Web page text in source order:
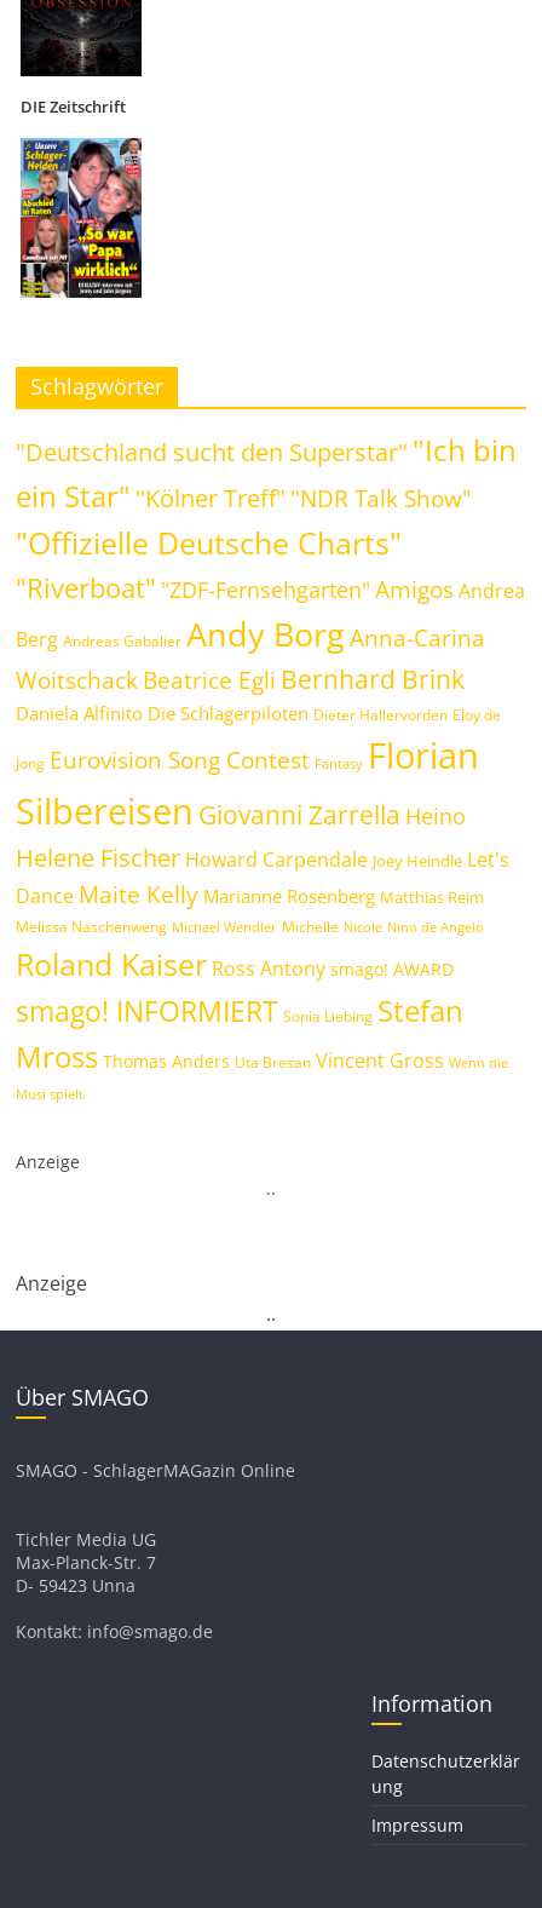
DIE Zeitschrift
Schlagwörter
"Deutschland sucht den Superstar" "Ich bin
ein Star" "Kölner Treff" "NDR Talk Show"
"Offizielle Deutsche Charts"
"Riverboat" "ZDF-Fernsehgarten" Amigos Andrea
Berg Andreas Gabalier Andy Borg Anna-Carina
WoitschackBeatrice Egli Bernhard Brink
Daniela Alfinito Die Schlagerpiloten Dieter Hallervorden Eloy de
Jong Eurovision Song Contest Fantasy Florian
Silbereisen Giovanni Zarrella Heino
Helene Fischer Howard Carpendale Joey Heindle Let's
Dance Maite Kelly Marianne Rosenberg Matthias Reim
Melissa Naschenweng Michael Wendler Michelle Nicole Nino de Angelo
Roland Kaiser Ross Antony smago! AWARD
smago! INFORMIERT Sonia Liebing Stefan
Mross Thomas Anders Uta Bresan Vincent Gross Wenn die
Musi spielt
Anzeige
..
Anzeige
..
Über SMAGO
SMAGO - SchlagerMAGazin Online
Tichler Media UG
Max-Planck-Str. 7
D- 59423 Unna
Kontakt: info@smago.de
Information
Datenschutzerklär
ung
Impressum